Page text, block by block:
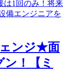
ンジ★面
！【ミ